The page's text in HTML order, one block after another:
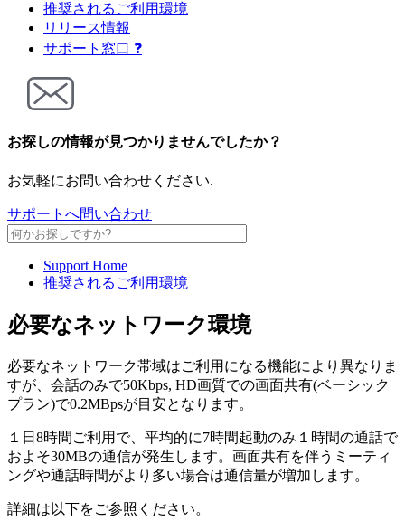
推奨されるご利用環境
リリース情報
サポート窓口 ❓
お探しの情報が見つかりませんでしたか？
お気軽にお問い合わせください.
サポートへ問い合わせ
Support Home
推奨されるご利用環境
必要なネットワーク環境
必要なネットワーク帯域はご利用になる機能により異なりま
すが、会話のみで50Kbps, HD画質での画面共有(ベーシック
プラン)で0.2MBpsが目安となります。
１日8時間ご利用で、平均的に7時間起動のみ１時間の通話で
およそ30MBの通信が発生します。画面共有を伴うミーティ
ングや通話時間がより多い場合は通信量が増加します。
詳細は以下をご参照ください。